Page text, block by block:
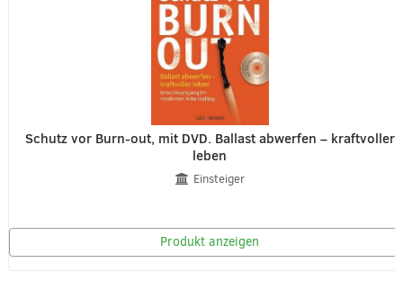
Schutz vor Burn-out, mit DVD. Ballast abwerfen – kraftvoller
leben
Einsteiger
Produkt anzeigen